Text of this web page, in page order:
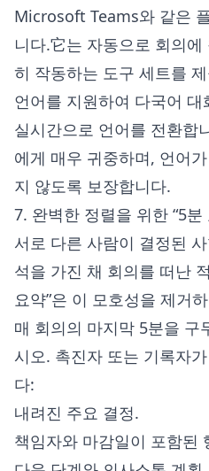
Microsoft Teams와 같은
니다.它는 자동으로 회의
히 작동하는 도구 세트를
언어를 지원하여 다국어
실시간으로 언어를 전환합
에게 매우 귀중하며, 언어
지 않도록 보장합니다.
7. 완벽한 정렬을 위한 “5분
서로 다른 사람이 결정된
석을 가진 채 회의를 떠난
요약”은 이 모호성을 제거
매 회의의 마지막 5분을 구
시오. 촉진자 또는 기록자
다:
내려진 주요 결정.
책임자와 마감일이 포함된